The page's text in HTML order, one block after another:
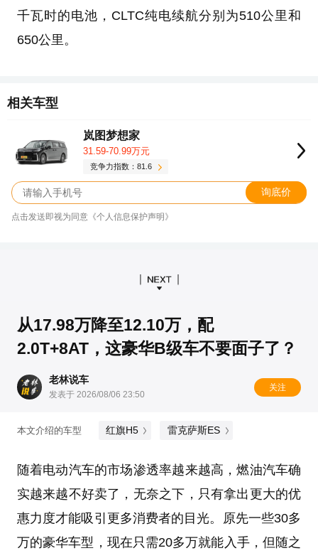
千瓦时的电池，CLTC纯电续航分别为510公里和
650公里。
相关车型
岚图梦想家
31.59-70.99万元
竞争力指数：81.6
询底价
点击发送即视为同意《个人信息保护声明》
从17.98万降至12.10万，配
2.0T+8AT，这豪华B级车不要面子了？
老林说车
发表于 2026/08/06 23:50
关注
本文介绍的车型 红旗H5 雷克萨斯ES
随着电动汽车的市场渗透率越来越高，燃油汽车确
实越来越不好卖了，无奈之下，只有拿出更大的优
惠力度才能吸引更多消费者的目光。原先一些30多
万的豪华车型，现在只需20多万就能入手，但随之